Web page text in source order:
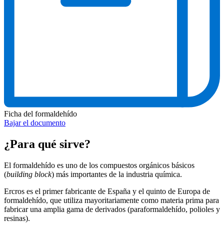
Ficha del formaldehído
Bajar el documento
¿Para qué sirve?
El formaldehído es uno de los compuestos orgánicos básicos
(building block) más importantes de la industria química.
Ercros es el primer fabricante de España y el quinto de Europa de
formaldehído, que utiliza mayoritariamente como materia prima para
fabricar una amplia gama de derivados (paraformaldehído, polioles y
resinas).